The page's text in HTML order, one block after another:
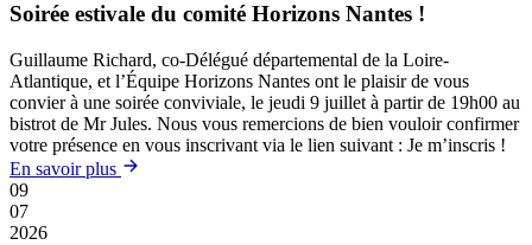
Soirée estivale du comité Horizons Nantes !
Guillaume Richard, co-Délégué départemental de la Loire-
Atlantique, et l’Équipe Horizons Nantes ont le plaisir de vous
convier à une soirée conviviale, le jeudi 9 juillet à partir de 19h00 au
bistrot de Mr Jules. Nous vous remercions de bien vouloir confirmer
votre présence en vous inscrivant via le lien suivant : Je m’inscris !
En savoir plus
09
07
2026